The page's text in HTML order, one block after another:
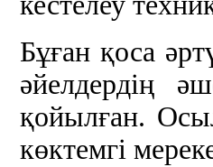
Бұған қоса
әйелдердің
қойылған.
көктемгі